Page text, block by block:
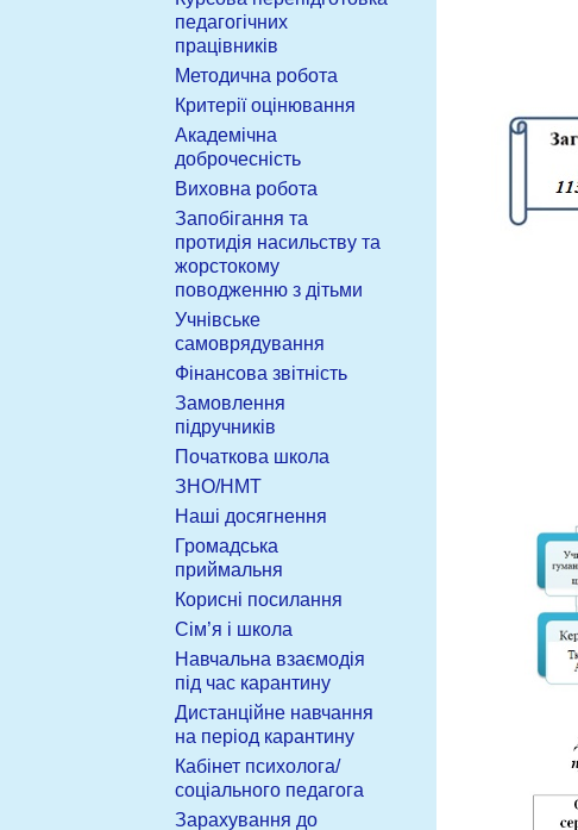
педагогічних
працівників
Методична робота
Критерії оцінювання
Академічна
доброчесність
Виховна робота
Запобігання та
протидія насильству та
жорстокому
поводженню з дітьми
Учнівське
самоврядування
Фінансова звітність
Замовлення
підручників
Початкова школа
ЗНО/НМТ
Наші досягнення
Громадська
приймальня
Корисні посилання
Сім’я і школа
Навчальна взаємодія
під час карантину
Дистанційне навчання
на період карантину
Кабінет психолога/
соціального педагога
Зарахування до